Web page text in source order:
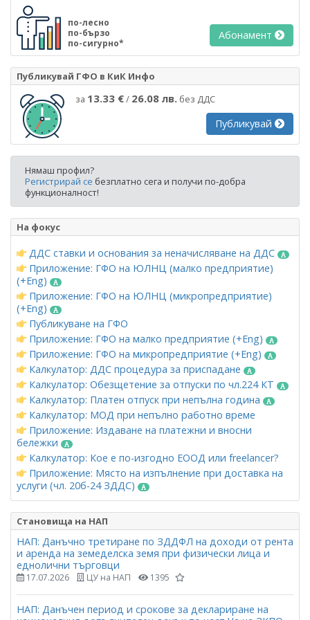
по-лесно
по-бързо
по-сигурно*
Абонамент
Публикувай ГФО в КиК Инфо
за 13.33 €/ 26.08 лв. без ДДС
Публикувай
Нямаш профил?
Регистрирай се безплатно сега и получи по-добра
функционалност!
На фокус
ДДС ставки и основания за неначисляване на ДДС
Приложение: ГФО на ЮЛНЦ (малко предприятие)
(+Eng)
Приложение: ГФО на ЮЛНЦ (микропредприятие)
(+Eng)
Публикуване на ГФО
Приложение: ГФО на малко предприятие (+Eng)
Приложение: ГФО на микропредприятие (+Eng)
Калкулатор: ДДС процедура за приспадане
Калкулатор: Обезщетение за отпуски по чл.224 КТ
Калкулатор: Платен отпуск при непълна година
Калкулатор: МОД при непълно работно време
Приложение: Издаване на платежни и вносни
бележки
Калкулатор: Кое е по-изгодно ЕООД или freelancer?
Приложение: Място на изпълнение при доставка на
услуги (чл. 20б-24 ЗДДС)
Становища на НАП
НАП: Данъчно третиране по ЗДДФЛ на доходи от рента
и аренда на земеделска земя при физически лица и
еднолични търговци
17.07.2026 ЦУ на НАП 1395
НАП: Данъчен период и срокове за деклариране на